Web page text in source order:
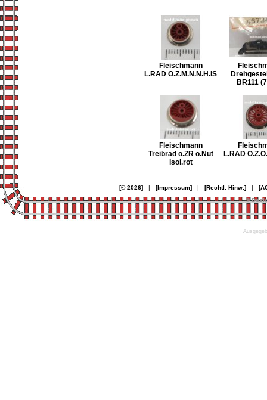
Fleischmann
L.RAD O.Z.M.N.N.H.IS
BR111
Fleischmann
Treibrad o.ZR o.Nut
isol.rot
L.RAD
[© 2026]| [Impressum]| [Rechtl. Hinw.]|
©